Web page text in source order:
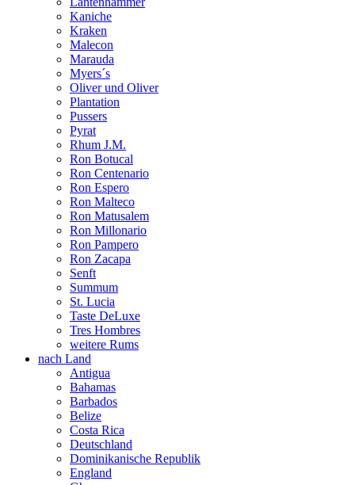
Kaniche
Kraken
Malecon
Marauda
Myers´s
Oliver und Oliver
Plantation
Pussers
Pyrat
Rhum J.M.
Ron Botucal
Ron Centenario
Ron Espero
Ron Malteco
Ron Matusalem
Ron Millonario
Ron Pampero
Ron Zacapa
Senft
Summum
St. Lucia
Taste DeLuxe
Tres Hombres
weitere Rums
nach Land
Antigua
Bahamas
Barbados
Belize
Costa Rica
Deutschland
Dominikanische Republik
England